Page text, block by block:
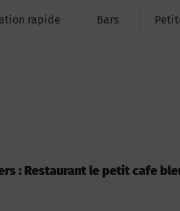
rapide Bars
: Restaurant le petit cafe